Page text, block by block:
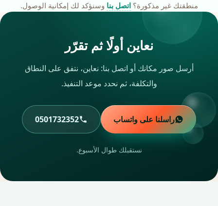
منطقتك غير مذكورة؟اتصل بنا وسنؤكد لك إمكانية الوصول.
نعاين أولًا ثم تقرّر
أرسل صور مكانك أو اتصل بنا: نعاين، نتفق على النطاق
والتكلفة، ثم نحدد موعد التنفيذ.
راسلنا على واتساب 0501732352
نستقبلك طوال الأسبوع.